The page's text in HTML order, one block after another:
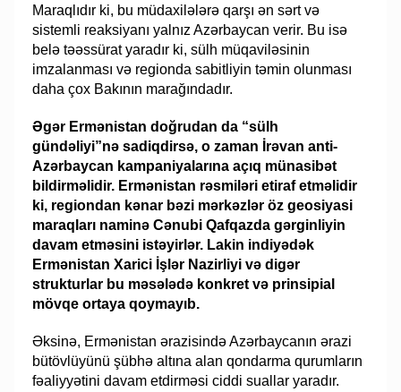
Maraqlıdır ki, bu müdaxilələrə qarşı ən sərt və
sistemli reaksiyanı yalnız Azərbaycan verir. Bu isə
belə təəssürat yaradır ki, sülh müqaviləsinin
imzalanması və regionda sabitliyin təmin olunması
daha çox Bakının marağındadır.
Əgər Ermənistan doğrudan da “sülh
gündəliyi”nə sadiqdirsə, o zaman İrəvan anti-
Azərbaycan kampaniyalarına açıq münasibət
bildirməlidir. Ermənistan rəsmiləri etiraf etməlidir
ki, regiondan kənar bəzi mərkəzlər öz geosiyasi
maraqları naminə Cənubi Qafqazda gərginliyin
davam etməsini istəyirlər. Lakin indiyədək
Ermənistan Xarici İşlər Nazirliyi və digər
strukturlar bu məsələdə konkret və prinsipial
mövqe ortaya qoymayıb.
Əksinə, Ermənistan ərazisində Azərbaycanın ərazi
bütövlüyünü şübhə altına alan qondarma qurumların
fəaliyyətini davam etdirməsi ciddi suallar yaradır.